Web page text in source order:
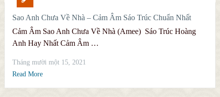
Sao Anh Chưa Về Nhà – Cảm Âm Sáo Trúc Chuẩn Nhất
Cảm Âm Sao Anh Chưa Về Nhà (Amee) Sáo Trúc Hoàng
Anh Hay Nhất Cảm Âm …
Tháng mười một 15, 2021
Read More